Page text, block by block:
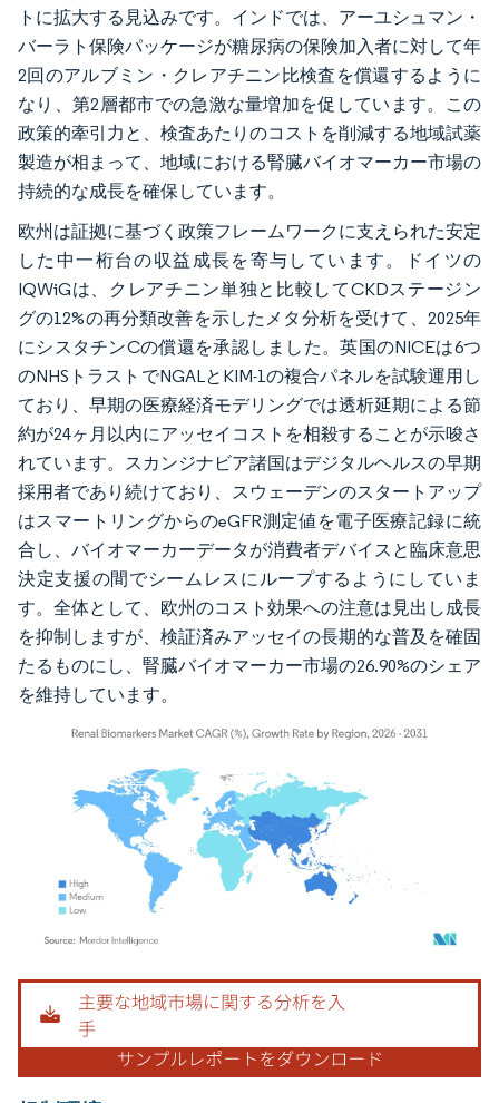
トに拡大する見込みです。インドでは、アーユシュマン・
バーラト保険パッケージが糖尿病の保険加入者に対して年
2回のアルブミン・クレアチニン比検査を償還するように
なり、第2層都市での急激な量増加を促しています。この
政策的牽引力と、検査あたりのコストを削減する地域試薬
製造が相まって、地域における腎臓バイオマーカー市場の
持続的な成長を確保しています。
欧州は証拠に基づく政策フレームワークに支えられた安定
した中一桁台の収益成長を寄与しています。ドイツの
IQWiGは、クレアチニン単独と比較してCKDステージン
グの12%の再分類改善を示したメタ分析を受けて、2025年
にシスタチンCの償還を承認しました。英国のNICEは6つ
のNHSトラストでNGALとKIM-1の複合パネルを試験運用し
ており、早期の医療経済モデリングでは透析延期による節
約が24ヶ月以内にアッセイコストを相殺することが示唆さ
れています。スカンジナビア諸国はデジタルヘルスの早期
採用者であり続けており、スウェーデンのスタートアップ
はスマートリングからのeGFR測定値を電子医療記録に統
合し、バイオマーカーデータが消費者デバイスと臨床意思
決定支援の間でシームレスにループするようにしていま
す。全体として、欧州のコスト効果への注意は見出し成長
を抑制しますが、検証済みアッセイの長期的な普及を確固
たるものにし、腎臓バイオマーカー市場の26.90%のシェア
を維持しています。
画像 © Mordor Intelligence。再利用にはCC BY 4.0の表示が必要です。